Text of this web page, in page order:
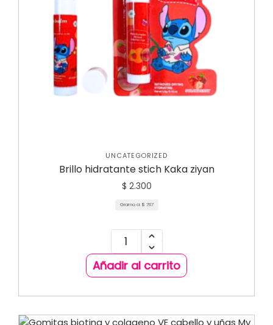
UNCATEGORIZED
Brillo hidratante stich Kaka ziyan
$ 2.300
Gramo a: $ 767
Añadir al carrito